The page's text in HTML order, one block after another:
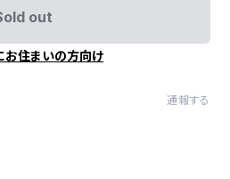
out
お住まいの方向け
通報する